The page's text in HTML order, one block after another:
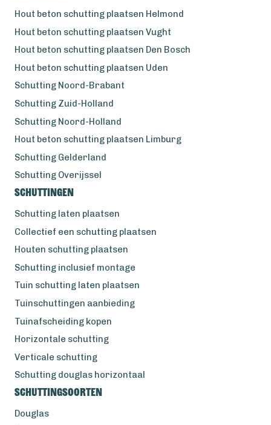
Hout beton schutting plaatsen Helmond
Hout beton schutting plaatsen Vught
Hout beton schutting plaatsen Den Bosch
Hout beton schutting plaatsen Uden
Schutting Noord-Brabant
Schutting Zuid-Holland
Schutting Noord-Holland
Hout beton schutting plaatsen Limburg
Schutting Gelderland
Schutting Overijssel
Schuttingen
Schutting laten plaatsen
Collectief een schutting plaatsen
Houten schutting plaatsen
Schutting inclusief montage
Tuin schutting laten plaatsen
Tuinschuttingen aanbieding
Tuinafscheiding kopen
Horizontale schutting
Verticale schutting
Schutting douglas horizontaal
Schuttingsoorten
Douglas